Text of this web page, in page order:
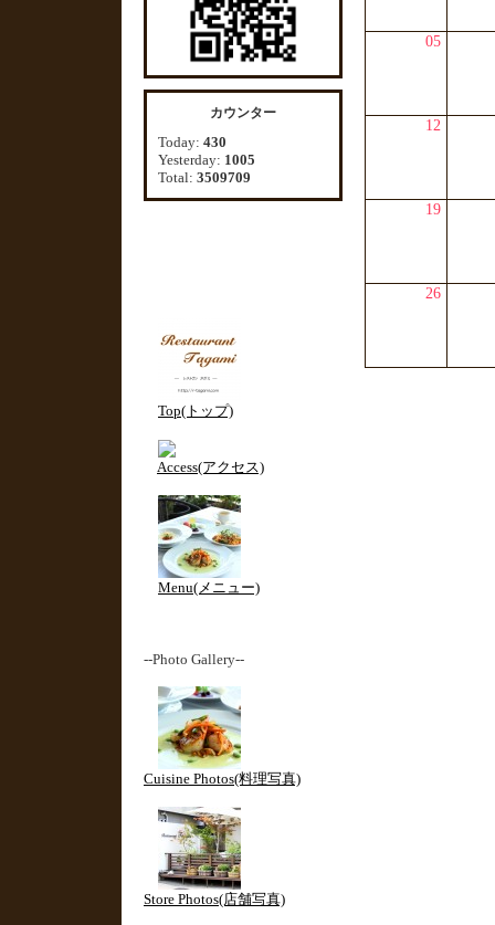
05
12
19
26
カウンター
Today: 430
Yesterday: 1005
Total: 3509709
Top(トップ)
Access(アクセス)
Menu(メニュー)
--Photo Gallery--
Cuisine Photos(料理写真)
Store Photos(店舗写真)